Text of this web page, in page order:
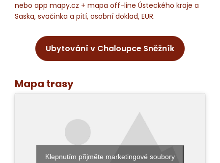
nebo app mapy.cz + mapa off-line Ústeckého kraje a
Saska, svačinka a pití, osobní doklad, EUR.
Ubytování v Chaloupce Sněžník
Mapa trasy
Klepnutím přijměte marketingové soubory